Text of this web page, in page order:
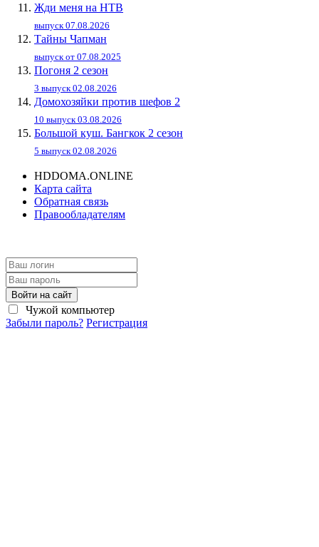
Жди меня на НТВ
выпуск 07.08.2026
Тайны Чапман
выпуск от 07.08.2025
Погоня 2 сезон
3 выпуск 02.08.2026
Домохозяйки против шефов 2
10 выпуск 03.08.2026
Большой куш. Бангкок 2 сезон
5 выпуск 02.08.2026
HDDOMA.ONLINE
Карта сайта
Обратная связь
Правообладателям
Войти на сайт
Чужой компьютер
Забыли пароль? Регистрация